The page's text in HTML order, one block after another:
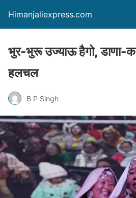
Himanjaliexpress.com
भुर-भुरू उज्याऊ हैगो, डाणा-
हलचल
B P Singh